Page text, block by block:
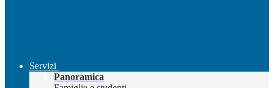
Servizi
Panoramica